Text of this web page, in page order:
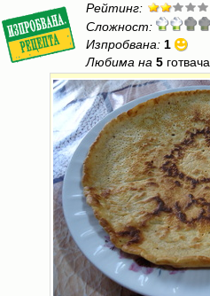
Рейтинг:
Сложност:
Изпробвана: 1
Любима на 5 готвача